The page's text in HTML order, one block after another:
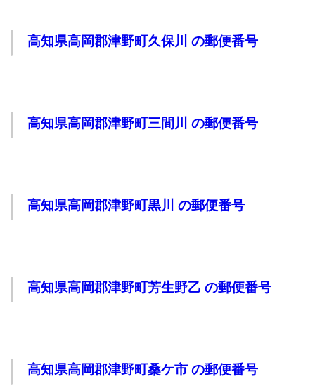
高知県高岡郡津野町久保川 の郵便番号
高知県高岡郡津野町三間川 の郵便番号
高知県高岡郡津野町黒川 の郵便番号
高知県高岡郡津野町芳生野乙 の郵便番号
高知県高岡郡津野町桑ケ市 の郵便番号